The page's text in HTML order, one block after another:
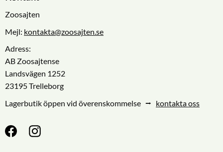
Zoosajten
Mejl: kontakta@zoosajten.se
Adress:
AB Zoosajtense
Landsvägen 1252
23195 Trelleborg
Lagerbutik öppen vid överenskommelse ⭢ kontakta oss